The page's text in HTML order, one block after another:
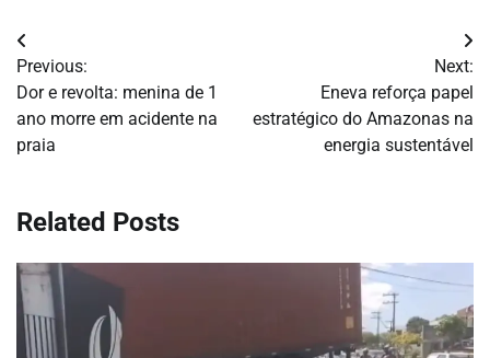
Navegação
de
Post
Previous:
Dor e revolta: menina de 1
ano morre em acidente na
praia
Next:
Eneva reforça papel
estratégico do Amazonas na
energia sustentável
Related Posts